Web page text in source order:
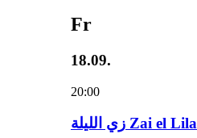
Fr
18.09.
20:00
زي‌ اللیلة Zai el Lila